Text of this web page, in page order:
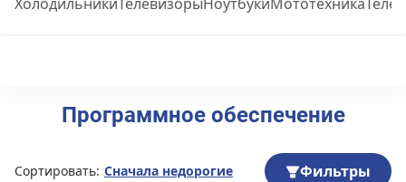
Программное обеспечение
Сортировать: Сначала недорогие Фильтры